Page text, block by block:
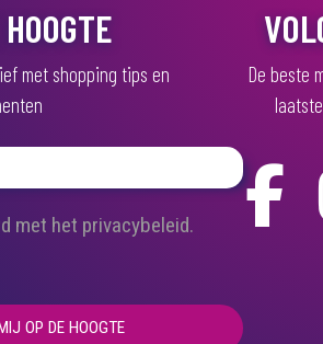
met shopping tips en
(
e
i
met het privacybeleid.
De beste